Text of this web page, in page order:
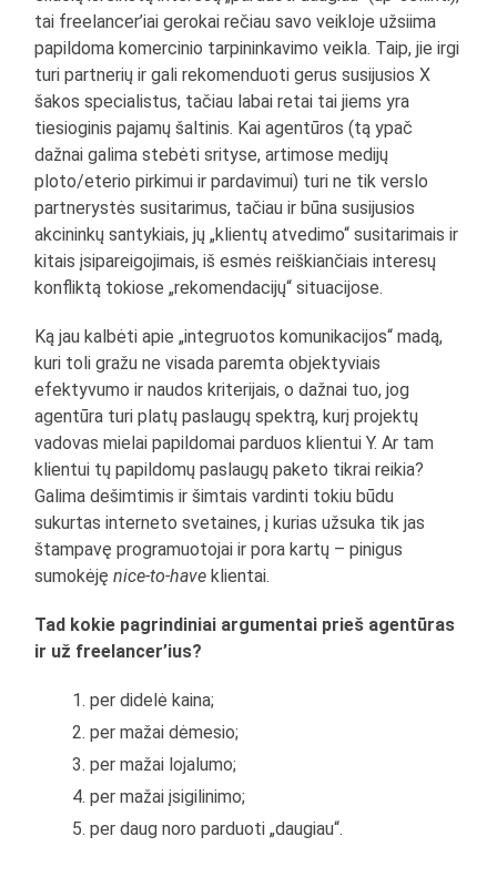
tai freelancer’iai gerokai rečiau savo veikloje užsiima
papildoma komercinio tarpininkavimo veikla. Taip, jie irgi
turi partnerių ir gali rekomenduoti gerus susijusios X
šakos specialistus, tačiau labai retai tai jiems yra
tiesioginis pajamų šaltinis. Kai agentūros (tą ypač
dažnai galima stebėti srityse, artimose medijų
ploto/eterio pirkimui ir pardavimui) turi ne tik verslo
partnerystės susitarimus, tačiau ir būna susijusios
akcininkų santykiais, jų „klientų atvedimo“ susitarimais ir
kitais įsipareigojimais, iš esmės reiškiančiais interesų
konfliktą tokiose „rekomendacijų“ situacijose.
Ką jau kalbėti apie „integruotos komunikacijos“ madą,
kuri toli gražu ne visada paremta objektyviais
efektyvumo ir naudos kriterijais, o dažnai tuo, jog
agentūra turi platų paslaugų spektrą, kurį projektų
vadovas mielai papildomai parduos klientui Y. Ar tam
klientui tų papildomų paslaugų paketo tikrai reikia?
Galima dešimtimis ir šimtais vardinti tokiu būdu
sukurtas interneto svetaines, į kurias užsuka tik jas
štampavę programuotojai ir pora kartų – pinigus
sumokėjęnice-to-have klientai.
Tad kokie pagrindiniai argumentai prieš agentūras
ir už freelancer’ius?
per didelė kaina;
per mažai dėmesio;
per mažai lojalumo;
per mažai įsigilinimo;
per daug noro parduoti „daugiau“.